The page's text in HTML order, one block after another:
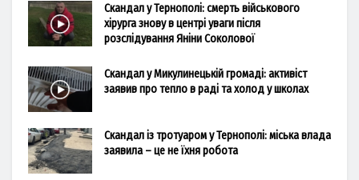
Скандал у Тернополі: смерть військового
хірурга знову в центрі уваги після
розслідування Яніни Соколової
Скандал у Микулинецькій громаді: активіст
заявив про тепло в раді та холод у школах
Скандал із тротуаром у Тернополі: міська влада
заявила – це не їхня робота